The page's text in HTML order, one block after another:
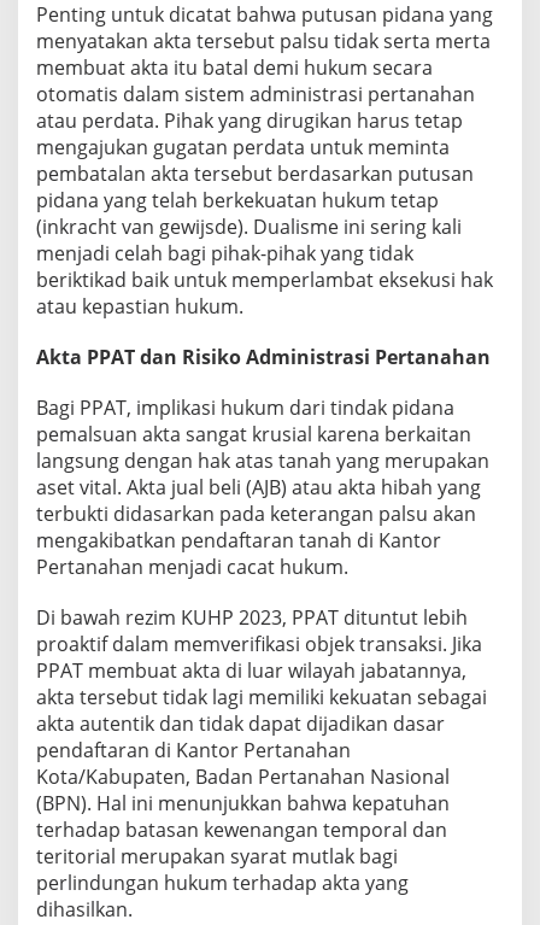
Penting untuk dicatat bahwa putusan pidana yang
menyatakan akta tersebut palsu tidak serta merta
membuat akta itu batal demi hukum secara
otomatis dalam sistem administrasi pertanahan
atau perdata. Pihak yang dirugikan harus tetap
mengajukan gugatan perdata untuk meminta
pembatalan akta tersebut berdasarkan putusan
pidana yang telah berkekuatan hukum tetap
(inkracht van gewijsde). Dualisme ini sering kali
menjadi celah bagi pihak-pihak yang tidak
beriktikad baik untuk memperlambat eksekusi hak
atau kepastian hukum.
Akta PPAT dan Risiko Administrasi Pertanahan
Bagi PPAT, implikasi hukum dari tindak pidana
pemalsuan akta sangat krusial karena berkaitan
langsung dengan hak atas tanah yang merupakan
aset vital. Akta jual beli (AJB) atau akta hibah yang
terbukti didasarkan pada keterangan palsu akan
mengakibatkan pendaftaran tanah di Kantor
Pertanahan menjadi cacat hukum.
Di bawah rezim KUHP 2023, PPAT dituntut lebih
proaktif dalam memverifikasi objek transaksi. Jika
PPAT membuat akta di luar wilayah jabatannya,
akta tersebut tidak lagi memiliki kekuatan sebagai
akta autentik dan tidak dapat dijadikan dasar
pendaftaran di Kantor Pertanahan
Kota/Kabupaten, Badan Pertanahan Nasional
(BPN). Hal ini menunjukkan bahwa kepatuhan
terhadap batasan kewenangan temporal dan
teritorial merupakan syarat mutlak bagi
perlindungan hukum terhadap akta yang
dihasilkan.